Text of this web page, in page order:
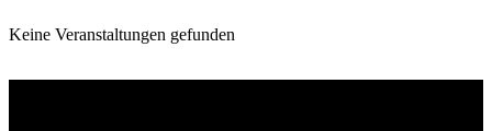
Keine Veranstaltungen gefunden